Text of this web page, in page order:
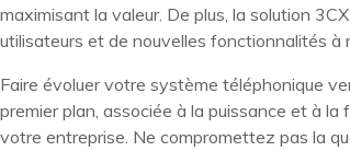
maximisant la valeur. De plus, la solution
utilisateurs et de nouvelles fonctionnalités à
Faire évoluer votre système téléphonique
premier plan, associée à la puissance et à
votre entreprise. Ne compromettez pas la